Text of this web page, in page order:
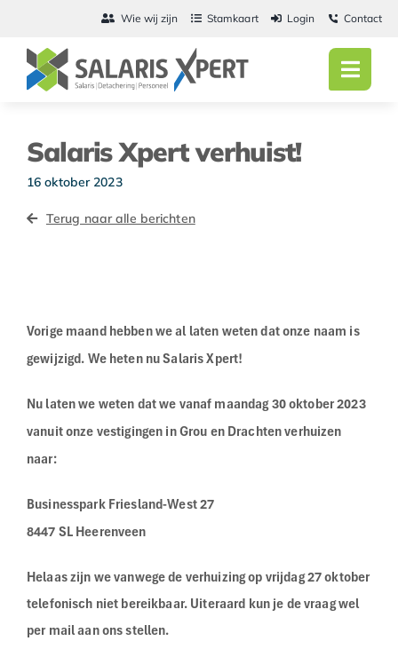
inhoud
Wie wij zijn Stamkaart Login Contact
Salaris Xpert verhuist!
16 oktober 2023
Terug naar alle berichten
Vorige maand hebben we al laten weten dat onze naam is
gewijzigd. We heten nu Salaris Xpert!
Nu laten we weten dat we vanaf maandag 30 oktober 2023
vanuit onze vestigingen in Grou en Drachten verhuizen
naar:
Businesspark Friesland-West 27
8447 SL Heerenveen
Helaas zijn we vanwege de verhuizing op vrijdag 27 oktober
telefonisch niet bereikbaar. Uiteraard kun je de vraag wel
per mail aan ons stellen.